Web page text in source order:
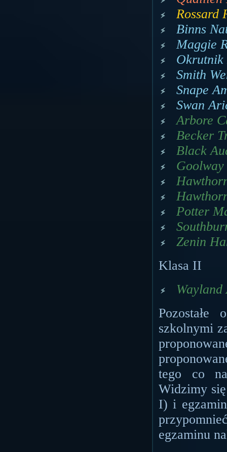
Rossard
Binns
Maggie
Okrutnik
Smith
Snape
Swan
Arbore
Becker
Black
Goolway
Potter
Zenin
Klasa II
szkolnymi
tego co
Widzimy
I) i
egzaminu